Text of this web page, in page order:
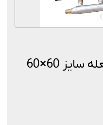
اجاق گاز صنعتی سه شعله سایز 60×60